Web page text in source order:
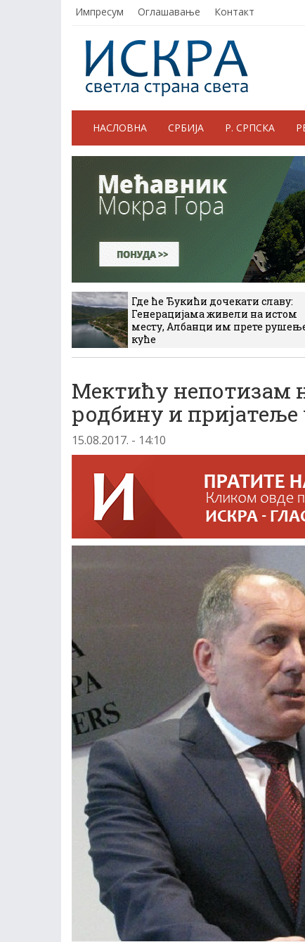
Импресум Оглашавање Контакт
НАСЛОВНА СРБИЈА Р. СРПСКА
Где ће Ђукићи дочекати славу:
Генерацијама живели на истом
месту, Албанци им прете
куће
Мектићу непотизам
родбину и пријатеље
15.08.2017. - 14:10